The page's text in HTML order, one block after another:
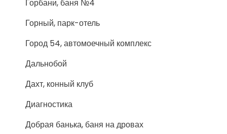
Горбани, баня №4
Горный, парк-отель
Город 54, автомоечный комплекс
Дальнобой
Дахт, конный клуб
Диагностика
Добрая банька, баня на дровах